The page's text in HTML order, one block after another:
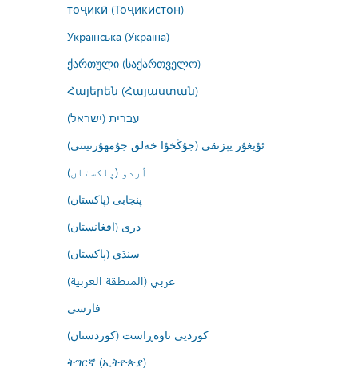
тоҷикӣ (Тоҷикистон)
Українська (Україна)
ქართული (საქართველო)
Հայերեն (Հայաստան)
עברית (ישראל)
ئۇيغۇر يېزىقى (جۇڭخۇا خەلق جۇمھۇرىيىتى)
اُردو (پاکستان)
پنجابی (پاکستان)
درى (افغانستان)
سنڌي (پاکستان)
عربي (المنطقة العربية)
فارسى
کوردیی ناوەڕاست (کوردستان)
ትግርኛ (ኢትዮጵያ)